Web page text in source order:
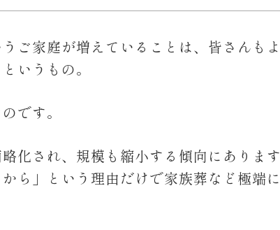
ご家庭が増えていることは、皆さんも
いうもの。
です。
化され、規模も縮小する傾向にありま
ら」という理由だけで家族葬など極端